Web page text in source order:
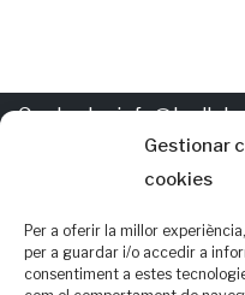
Gestionar
cookies
Per a oferir la millor
per a guardar i/o accedir a
consentiment a estes
Contacte:
cookies
Els autors d'esta pàgina
AVL i RACV i, també,